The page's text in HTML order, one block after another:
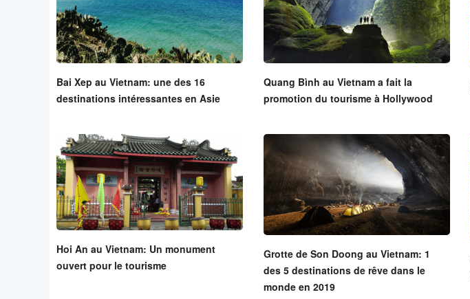
Bai Xep au Vietnam: une des 16
destinations intéressantes en Asie
Quang Bình au Vietnam a fait la
promotion du tourisme à Hollywood
Hoi An au Vietnam: Un monument
ouvert pour le tourisme
Grotte de Son Doong au Vietnam: 1
des 5 destinations de rêve dans le
monde en 2019